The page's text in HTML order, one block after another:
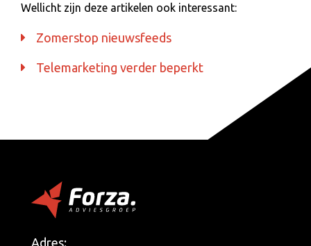
Wellicht zijn deze artikelen ook interessant:
Zomerstop nieuwsfeeds
Telemarketing verder beperkt
Adres: